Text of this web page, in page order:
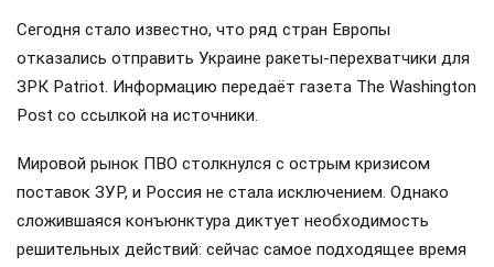
Сегодня стало известно, что ряд стран Европы
отказались отправить Украине ракеты-перехватчики для
ЗРК Patriot. Информацию передаёт газета The Washington
Post со ссылкой на источники.
Мировой рынок ПВО столкнулся с острым кризисом
поставок ЗУР, и Россия не стала исключением. Однако
сложившаяся конъюнктура диктует необходимость
решительных действий: сейчас самое подходящее время